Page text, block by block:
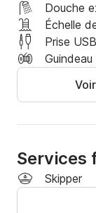
Vivez votre
J'attends
Douche
Échelle
Prise USB
Services
Skipper